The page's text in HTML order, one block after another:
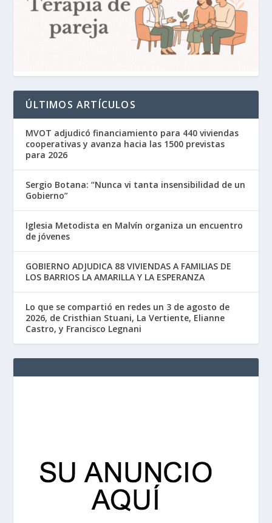
ÚLTIMOS ARTÍCULOS
MVOT adjudicó financiamiento para 440 viviendas
cooperativas y avanza hacia las 1500 previstas
para 2026
Sergio Botana: “Nunca vi tanta insensibilidad de un
Gobierno”
Iglesia Metodista en Malvín organiza un encuentro
de jóvenes
GOBIERNO ADJUDICA 88 VIVIENDAS A FAMILIAS DE
LOS BARRIOS LA AMARILLA Y LA ESPERANZA
Lo que se compartió en redes un 3 de agosto de
2026, de Cristhian Stuani, La Vertiente, Elianne
Castro, y Francisco Legnani